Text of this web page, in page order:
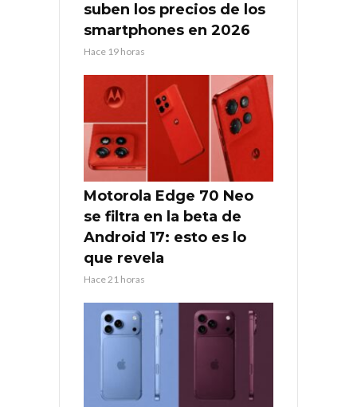
suben los precios de los
smartphones en 2026
Hace 19 horas
Motorola Edge 70 Neo
se filtra en la beta de
Android 17: esto es lo
que revela
Hace 21 horas